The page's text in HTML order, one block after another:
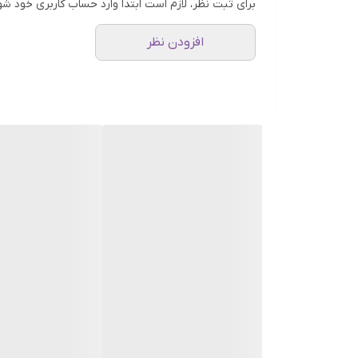
برای ثبت نظر، لازم است ابتدا وارد حساب کاربری خود
افزودن نظر